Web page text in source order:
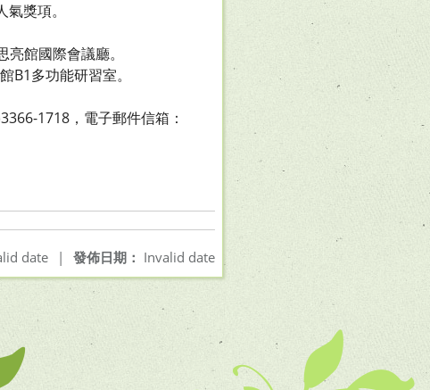
獎項。
館國際會議廳。
B1多功能研習室。
1718，電子郵件信箱：
發佈日期： Invalid date
date |